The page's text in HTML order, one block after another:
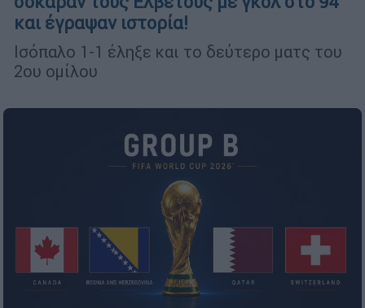
και έγραψαν ιστορία!
Ισόπαλο 1-1 έληξε και το δεύτερο ματς του
2ου ομίλου